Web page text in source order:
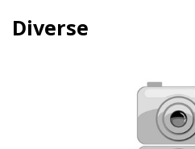
Diverse